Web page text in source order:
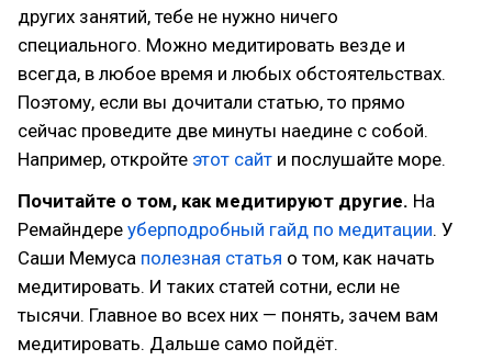
других занятий, тебе не нужно ничего
специального. Можно медитировать везде и
всегда, в любое время и любых обстоятельствах.
Поэтому, если вы дочитали статью, то прямо
сейчас проведите две минуты наедине с собой.
Например, откройте этот сайт и послушайте море.
Почитайте о том, как медитируют другие. На
Ремайндере уберподробный гайд по медитации. У
Саши Мемуса полезная статья о том, как начать
медитировать. И таких статей сотни, если не
тысячи. Главное во всех них — понять, зачем вам
медитировать. Дальше само пойдёт.